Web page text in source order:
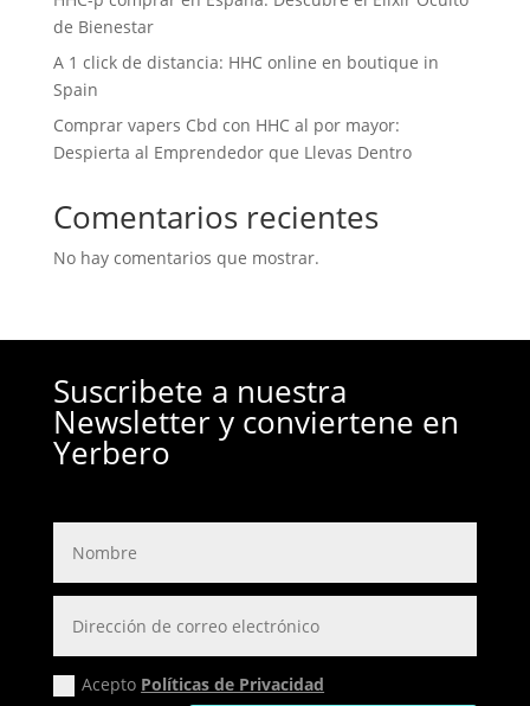
de Bienestar
A 1 click de distancia: HHC online en boutique in
Spain
Comprar vapers Cbd con HHC al por mayor:
Despierta al Emprendedor que Llevas Dentro
Comentarios recientes
No hay comentarios que mostrar.
Suscribete a nuestra
Newsletter y conviertene en
Yerbero
Acepto Políticas de Privacidad